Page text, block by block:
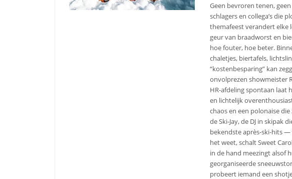
Geen bevroren tenen,
schlagers en collega’s die
themafeest verandert elke
geur van braadworst en
hoe fouter, hoe beter.
chaletjes, biertafels,
“kostenbesparing” kan
onvolprezen showmeister
HR-afdeling spontaan laat
en lichtelijk
chaos en een polonaise
de Ski-Jay, de DJ in skipak
bekendste après-ski-hits
het weet, schalt Sweet
in de hand meezingt alsof
georganiseerde
probeert iemand een